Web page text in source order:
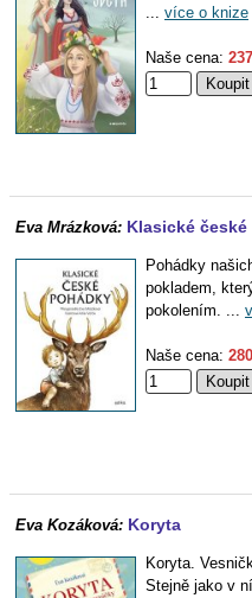
... více o knize
Naše cena:
Eva Mrázková: Klasické
Pohádky
pokladem,
pokolením. ...
Naše cena:
Eva Kozáková: Koryta
Koryta.
Stejně jako v